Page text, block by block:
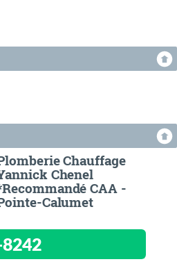
Chauffage
Chenel
CAA -
Calumet